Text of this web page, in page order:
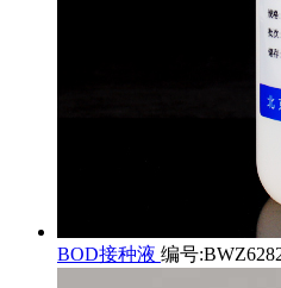
BOD接种液 编号